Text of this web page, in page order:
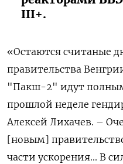
III+.
«Остаются считаные
правительства
"Пакш-2" идут
прошлой неделе
Алексей Лихачев. –
[новым]
части ускорения... В